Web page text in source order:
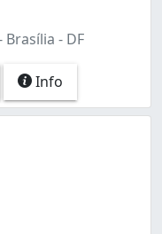
- DF
Info